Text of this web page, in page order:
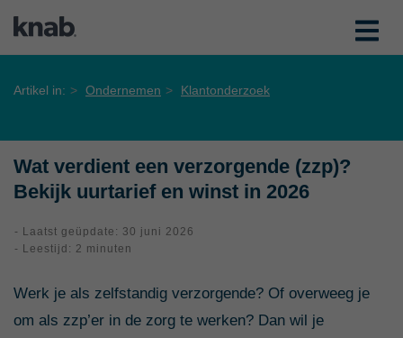
Artikel in: Ondernemen Klantonderzoek
Wat verdient een verzorgende (zzp)?
Bekijk uurtarief en winst in 2026
- Laatst geüpdate: 30 juni 2026
- Leestijd: 2 minuten
Werk je als zelfstandig verzorgende? Of overweeg je
om als zzp’er in de zorg te werken? Dan wil je